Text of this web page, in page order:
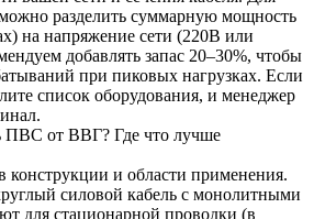
разделить суммарную мощность
на напряжение сети (220В или
добавлять запас 20–30%, чтобы
при пиковых нагрузках. Если
список оборудования, и менеджер
ПВС от ВВГ? Где что лучше
и области применения.
силовой кабель с монолитными
для стационарной проводки (в